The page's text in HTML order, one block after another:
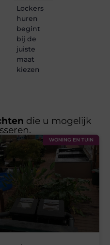
Lockers
huren
begint
bij de
juiste
maat
kiezen
die u mogelijk
WONING EN TUIN